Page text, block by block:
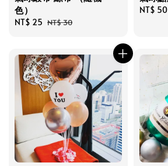
色）
Sale
NT$ 25 Regular
NT$ 30
Regular
NT$ 50